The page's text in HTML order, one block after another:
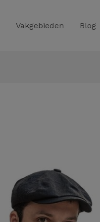
Vakgebieden Blog